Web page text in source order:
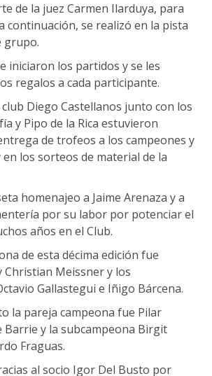
de la juez Carmen Ilarduya, para
continuación, se realizó en la pista
grupo.
iniciaron los partidos y se les
regalos a cada participante.
Diego Castellanos junto con los
y Pipo de la Rica estuvieron
de trofeos a los campeones y
los sorteos de material de la
homenajeo a Jaime Arenaza y a
por su labor por potenciar el
años en el Club.
de esta décima edición fue
Christian Meissner y los
Gallastegui e Iñigo Bárcena.
la pareja campeona fue Pilar
Barrie y la subcampeona Birgit
Fraguas.
al socio Igor Del Busto por